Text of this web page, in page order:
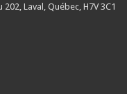
Laval, Québec, H7V 3C1